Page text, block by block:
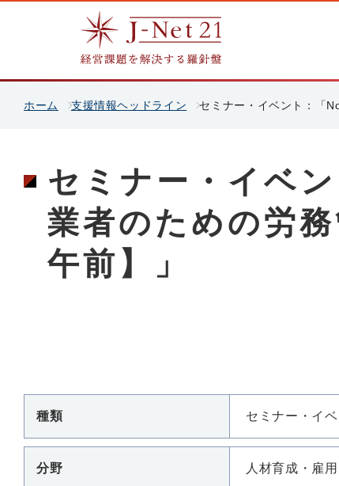
ホーム 支援情報ヘッドライン セミナー・イベント：「
セミナー・イベ
業者のための労
午前】」
種類 セミナー・イ
分野 人材育成・雇